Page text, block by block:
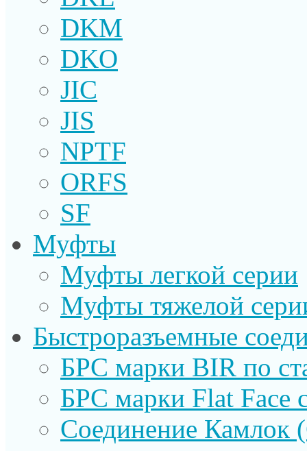
DKM
DKO
JIC
JIS
NPTF
ORFS
SF
Муфты
Муфты легкой серии
Муфты тяжелой
Быстроразъемные
БРС марки BIR по
БРС марки Flat Face
Соединение Камлок